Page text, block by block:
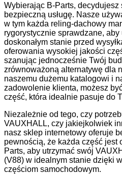
Wybierając B-Parts, decydujesz
bezpieczną usługę. Nasze
w tym każda reling-dachowy
rygorystycznie sprawdzane,
doskonałym stanie przed
oferowania wysokiej jakości
szanując jednocześnie Twój
zrównoważoną alternatywę dla
naszemu dużemu katalogowi i
zadowolenie klienta, możesz
część, która idealnie pasuje do
Niezależnie od tego, czy
VAUXHALL, czy jakiejkolwiek
nasz sklep internetowy oferuje
pewnością, że każda część jest
Parts, aby utrzymać swój
(V88) w idealnym stanie dzięki
częściom samochodowym.